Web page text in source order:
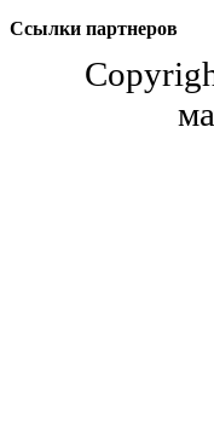
Ссылки партнеров